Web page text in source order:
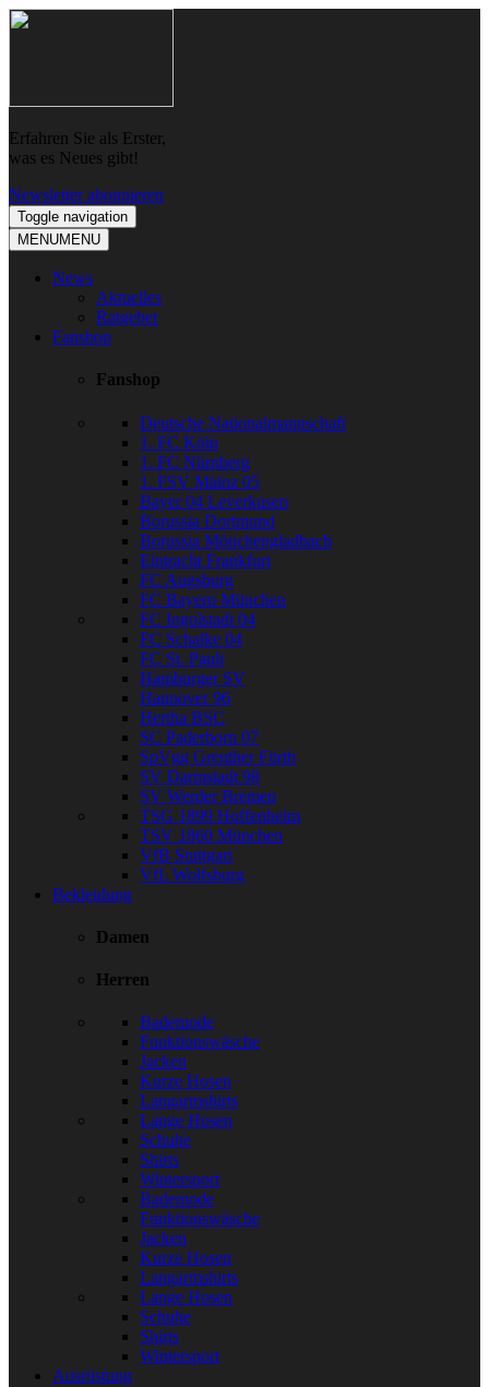
Skip
Skip
Erfahren Sie als Erster,
was es Neues gibt!
Newsletter abonnieren
Toggle navigation
MENUMENU
News
Aktuelles
Ratgeber
Fanshop
Fanshop
Deutsche Nationalmannschaft
1. FC Köln
1. FC Nürnberg
1. FSV Mainz 05
Bayer 04 Leverkusen
Borussia Dortmund
Borussia Mönchengladbach
Eintracht Frankfurt
FC Augsburg
FC Bayern München
FC Ingolstadt 04
FC Schalke 04
FC St. Pauli
Hamburger SV
Hannover 96
Hertha BSC
SC Paderborn 07
SpVgg Greuther Fürth
SV Darmstadt 98
SV Werder Bremen
TSG 1899 Hoffenheim
TSV 1860 München
VfB Stuttgart
VfL Wolfsburg
Bekleidung
Damen
Herren
Bademode
Funktionswäsche
Jacken
Kurze Hosen
Langarmshirts
Lange Hosen
Schuhe
Shirts
Wintersport
Bademode
Funktionswäsche
Jacken
Kurze Hosen
Langarmshirts
Lange Hosen
Schuhe
Shirts
Wintersport
Ausrüstung